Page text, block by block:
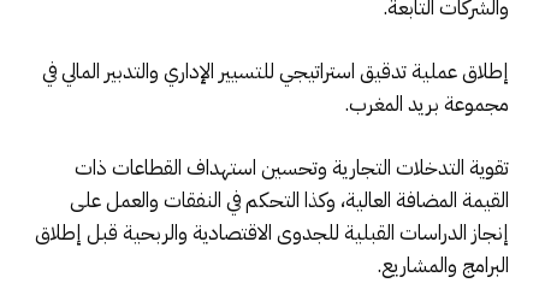
والشركات التابعة.
إطلاق عملية تدقيق استراتيجي للتسيير الإداري والتدبير المالي في
مجموعة بريد المغرب.
تقوية التدخلات التجارية وتحسين استهداف القطاعات ذات
القيمة المضافة العالية، وكذا التحكم في النفقات والعمل على
إنجاز الدراسات القبلية للجدوى الاقتصادية والربحية قبل إطلاق
البرامج والمشاريع.